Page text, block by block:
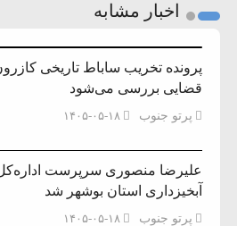
اخبار مشابه
پرونده تخریب ساباط تاریخی
قضایی بررسی می‌شود
پرتو جنوب ۱۴۰۵-۰۵-۱۸
علیرضا منصوری سرپرست
آبخیزداری استان بوشهر شد
پرتو جنوب ۱۴۰۵-۰۵-۱۸